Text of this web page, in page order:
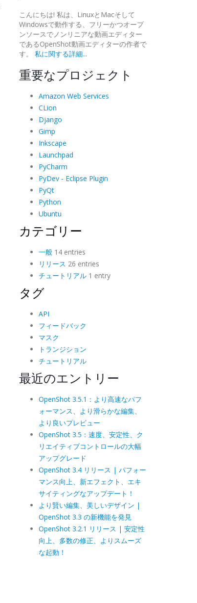
こんにちは! 私は、LinuxとMacそして
Windowsで動作する、フリーかつオープ
ンソースでノンリニアな動画エディター
であるOpenShot動画エディターの作者で
す。 私に関する詳細...
重要なプロジェクト
Amazon Web Services
CLion
Django
Gimp
Inkscape
Launchpad
PyCharm
PyDev - Eclipse Plugin
PyQt
Python
Ubuntu
カテゴリー
一般14 entries
リリース 26 entries
チュートリアル1 entry
タグ
API
フィードバック
マスク
トランジション
チュートリアル
最近のエントリー
OpenShot 3.5.1：より高速なパフ
ォーマンス、より滑らかな編集、
より良いプレビュー
OpenShot 3.5：速度、安定性、ク
リエイティブコントロールの大幅
アップグレード
OpenShot 3.4 リリース | パフォー
マンス向上、新エフェクト、エキ
サイティングなアップデート！
より賢い編集、美しいデザイン |
OpenShot 3.3 の新機能を発見
OpenShot 3.2.1 リリース | 安定性
向上、多数の修正、よりスムーズ
な起動！